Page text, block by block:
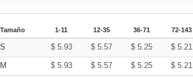
Tamaño 1-11 12-35 36-71 72-143
S $ 5.93 $ 5.57 $ 5.25 $ 5.21
M $ 5.93 $ 5.57 $ 5.25 $ 5.21